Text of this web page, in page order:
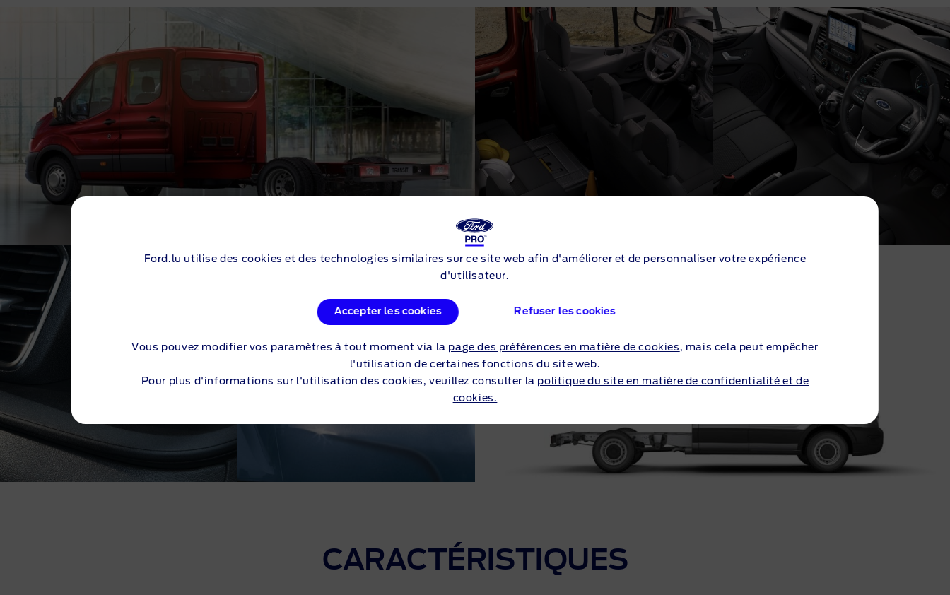
Ford.lu utilise des cookies et des technologies similaires sur ce site web afin d'améliorer et de personnaliser votre expérience
d'utilisateur.
Accepter les cookies Refuser les cookies
Vous pouvez modifier vos paramètres à tout moment via la page des préférences en matière de cookies , mais cela peut empêcher
l'utilisation de certaines fonctions du site web.
Pour plus d'informations sur l'utilisation des cookies, veuillez consulter la politique du site en matière de confidentialité et de
cookies.
CARACTÉRISTIQUES